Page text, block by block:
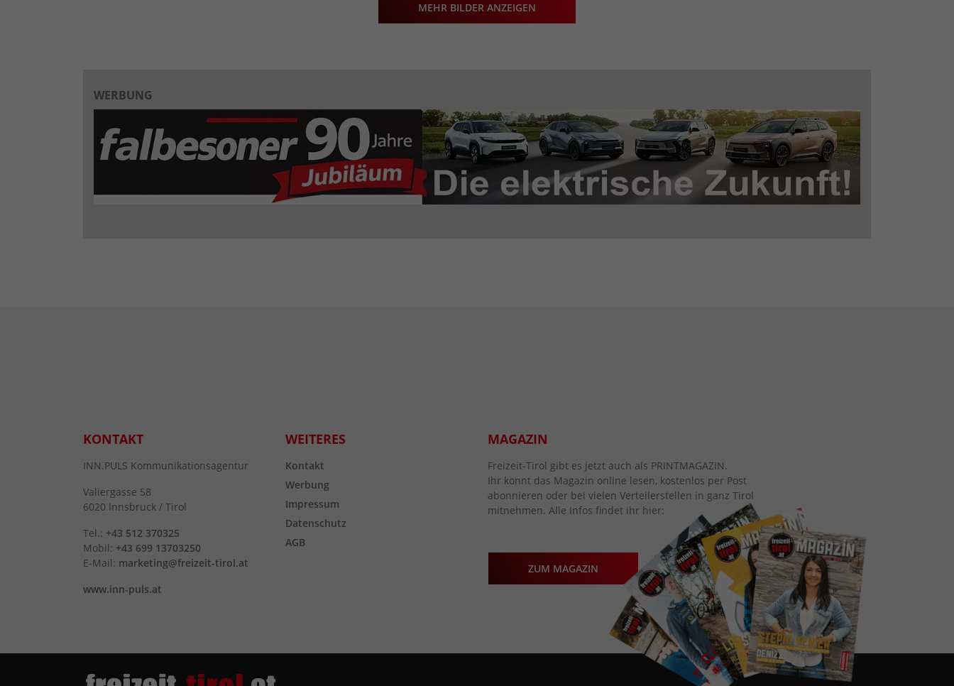
MEHR BILDER ANZEIGEN
WERBUNG
KONTAKT
INN.PULS Kommunikationsagentur
Valiergasse 58
6020 Innsbruck / Tirol
Tel.: +43 512 370325
Mobil: +43 699 13703250
E-Mail: marketing@freizeit-tirol.at
www.inn-puls.at
WEITERES
Kontakt
Werbung
Impressum
Datenschutz
AGB
MAGAZIN
Freizeit-Tirol gibt es jetzt auch als PRINTMAGAZIN.
Ihr könnt das Magazin online lesen, kostenlos per Post
abonnieren oder bei vielen Verteilerstellen in ganz Tirol
mitnehmen. Alle Infos findet ihr hier:
ZUM MAGAZIN